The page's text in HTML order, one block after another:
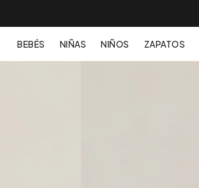
BEBÉS NIÑAS NIÑOS ZAPATOS